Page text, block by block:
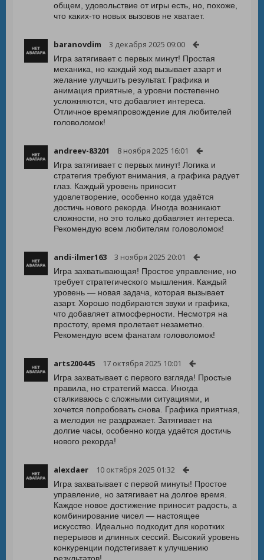
общем, удовольствие от игры есть, но, похоже,
что каких-то новых вызовов не хватает.
baranovdim 3 декабря 2025 09:00
Игра затягивает с первых минут! Простая
механика, но каждый ход вызывает азарт и
желание улучшить результат. Графика и
анимация приятные, а уровни постепенно
усложняются, что добавляет интереса.
Отличное времяпровождение для любителей
головоломок!
andreev-83201 8 ноября 2025 16:01
Игра затягивает с первых минут! Логика и
стратегия требуют внимания, а графика радует
глаз. Каждый уровень приносит
удовлетворение, особенно когда удаётся
достичь нового рекорда. Иногда возникают
сложности, но это только добавляет интереса.
Рекомендую всем любителям головоломок!
andi-ilmer163 3 ноября 2025 20:01
Игра захватывающая! Простое управление, но
требует стратегического мышления. Каждый
уровень — новая задача, которая вызывает
азарт. Хорошо подбираются звуки и графика,
что добавляет атмосферности. Несмотря на
простоту, время пролетает незаметно.
Рекомендую всем фанатам головоломок!
arts200445 17 октября 2025 10:01
Игра захватывает с первого взгляда! Простые
правила, но стратегий масса. Иногда
сталкиваюсь с сложными ситуациями, и
хочется попробовать снова. Графика приятная,
а мелодия не раздражает. Затягивает на
долгие часы, особенно когда удаётся достичь
нового рекорда!
alexdaer 10 октября 2025 01:32
Игра захватывает с первой минуты! Простое
управление, но затягивает на долгое время.
Каждое новое достижение приносит радость, а
комбинирование чисел — настоящее
искусство. Идеально подходит для коротких
перерывов и длинных сессий. Высокий уровень
конкуренции подстегивает к улучшению